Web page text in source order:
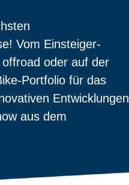
Vom Einsteiger-
oder auf der
Portfolio für das
Entwicklungen
aus dem